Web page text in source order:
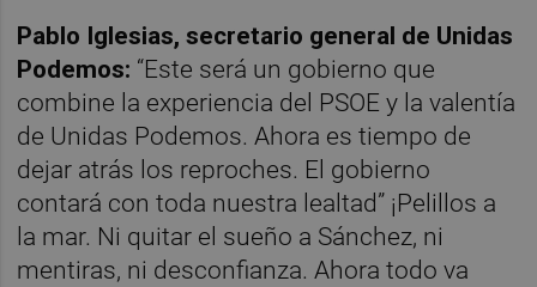
Pablo Iglesias, secretario general de Unidas
Podemos: “Este será un gobierno que
combine la experiencia del PSOE y la valentía
de Unidas Podemos. Ahora es tiempo de
dejar atrás los reproches. El gobierno
contará con toda nuestra lealtad” ¡Pelillos a
la mar. Ni quitar el sueño a Sánchez, ni
mentiras, ni desconfianza. Ahora todo va